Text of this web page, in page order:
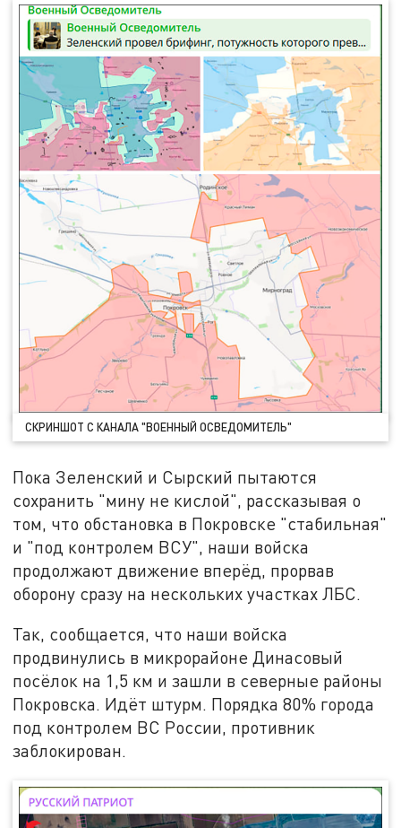
СКРИНШОТ С КАНАЛА "ВОЕННЫЙ ОСВЕДОМИТЕЛЬ"
Пока Зеленский и Сырский пытаются
сохранить "мину не кислой", рассказывая о
том, что обстановка в Покровске "стабильная"
и "под контролем ВСУ", наши войска
продолжают движение вперёд, прорвав
оборону сразу на нескольких участках ЛБС.
Так, сообщается, что наши войска
продвинулись в микрорайоне Динасовый
посёлок на 1,5 км и зашли в северные районы
Покровска. Идёт штурм. Порядка 80% города
под контролем ВС России, противник
заблокирован.